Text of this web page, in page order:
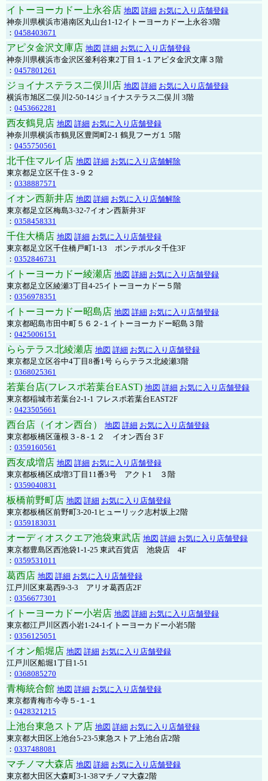
イトーヨーカドー上永谷店 地図 詳細 お気に入り店舗登録
神奈川県横浜市港南区丸山台1-12イトーヨーカドー上永谷3階
： 0458403671
アピタ金沢文庫店 地図 詳細 お気に入り店舗登録
神奈川県横浜市金沢区釜利谷東2丁目１-１アピタ金沢文庫３階
： 0457801261
ジョイナステラス二俣川店 地図 詳細 お気に入り店舗登録
横浜市旭区二俣川2-50-14ジョイナステラス二俣川 3階
： 0453662281
西友鶴見店 地図 詳細 お気に入り店舗登録
神奈川県横浜市鶴見区豊岡町2-1 鶴見フーガ１ 5階
： 0455750561
北千住マルイ店 地図 詳細 お気に入り店舗解除
東京都足立区千住３-９２
： 0338887571
イオン西新井店 地図 詳細 お気に入り店舗解除
東京都足立区梅島3-32-7イオン西新井3F
： 0358458331
千住大橋店 地図 詳細 お気に入り店舗登録
東京都足立区千住橋戸町1-13 ポンテポルタ千住3F
： 0352846731
イトーヨーカドー綾瀬店 地図 詳細 お気に入り店舗登録
東京都足立区綾瀬3丁目4-25イトーヨーカドー５階
： 0356978351
イトーヨーカドー昭島店 地図 詳細 お気に入り店舗登録
東京都昭島市田中町５６２-１イトーヨーカドー昭島３階
： 0425006151
ららテラス北綾瀬店 地図 詳細 お気に入り店舗登録
東京都足立区谷中4丁目8番1号 ららテラス北綾瀬3階
： 0368025361
若葉台店(フレスポ若葉台EAST) 地図 詳細 お気に入り店舗登録
東京都稲城市若葉台2-1-1 フレスポ若葉台EAST2F
： 0423505661
西台店（イオン西台） 地図 詳細 お気に入り店舗登録
東京都板橋区蓮根３-８-１２ イオン西台３F
： 0359160561
西友成増店 地図 詳細 お気に入り店舗登録
東京都板橋区成増3丁目11番3号 アクト1 ３階
： 0359040831
板橋前野町店 地図 詳細 お気に入り店舗登録
東京都板橋区前野町3-20-1ヒューリック志村坂上2階
： 0359183031
オーディオスクエア池袋東武店 地図 詳細 お気に入り店舗登録
東京都豊島区西池袋1-1-25 東武百貨店 池袋店 4F
： 0359531011
葛西店 地図 詳細 お気に入り店舗登録
江戸川区東葛西9-3-3 アリオ葛西店2F
： 0356677301
イトーヨーカドー小岩店 地図 詳細 お気に入り店舗登録
東京都江戸川区西小岩1-24-1イトーヨーカドー小岩5階
： 0356125051
イオン船堀店 地図 詳細 お気に入り店舗登録
江戸川区船堀1丁目1-51
： 0368085270
青梅統合館 地図 詳細 お気に入り店舗登録
東京都青梅市今寺５-１-１
： 0428321215
上池台東急ストア店 地図 詳細 お気に入り店舗登録
東京都大田区上池台5-23-5東急ストア上池台店2階
： 0337488081
マチノマ大森店 地図 詳細 お気に入り店舗登録
東京都大田区大森町3-1-38マチノマ大森2階